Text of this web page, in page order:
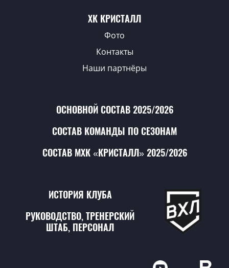
ХК КРИСТАЛЛ
Фото
Контакты
Наши партнёры
ОСНОВНОЙ СОСТАВ 2025/2026
СОСТАВ КОМАНДЫ ПО СЕЗОНАМ
СОСТАВ МХК «КРИСТАЛЛ» 2025/2026
ИСТОРИЯ КЛУБА
РУКОВОДСТВО, ТРЕНЕРСКИЙ
ШТАБ, ПЕРСОНАЛ